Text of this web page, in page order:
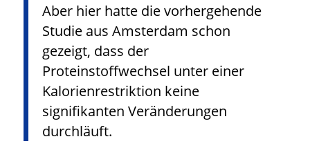
Aber hier hatte die vorhergehende
Studie aus Amsterdam schon
gezeigt, dass der
Proteinstoffwechsel unter einer
Kalorienrestriktion keine
signifikanten Veränderungen
durchläuft.